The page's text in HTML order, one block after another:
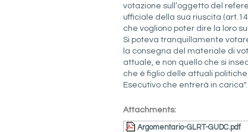
votazione sull’oggetto del
ufficiale della sua riuscita
che vogliono poter dire la loro
Si poteva tranquillamente
la consegna del materiale di
attuale, e non quello che si
che è figlio delle attuali
Esecutivo che entrerà in carica".
Attachments:
Argomentario-GLRT-GUDC.pdf